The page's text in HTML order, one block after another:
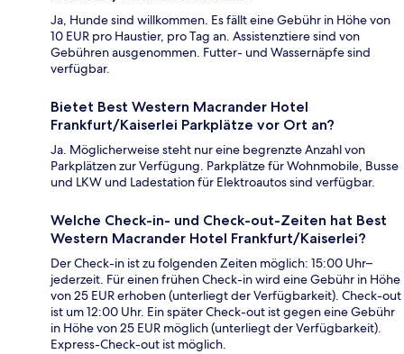
Ja, Hunde sind willkommen. Es fällt eine Gebühr in Höhe von
10 EUR pro Haustier, pro Tag an. Assistenztiere sind von
Gebühren ausgenommen. Futter- und Wassernäpfe sind
verfügbar.
Bietet Best Western Macrander Hotel
Frankfurt/Kaiserlei Parkplätze vor Ort an?
Ja. Möglicherweise steht nur eine begrenzte Anzahl von
Parkplätzen zur Verfügung. Parkplätze für Wohnmobile, Busse
und LKW und Ladestation für Elektroautos sind verfügbar.
Welche Check-in- und Check-out-Zeiten hat Best
Western Macrander Hotel Frankfurt/Kaiserlei?
Der Check-in ist zu folgenden Zeiten möglich: 15:00 Uhr–
jederzeit. Für einen frühen Check-in wird eine Gebühr in Höhe
von 25 EUR erhoben (unterliegt der Verfügbarkeit). Check-out
ist um 12:00 Uhr. Ein später Check-out ist gegen eine Gebühr
in Höhe von 25 EUR möglich (unterliegt der Verfügbarkeit).
Express-Check-out ist möglich.